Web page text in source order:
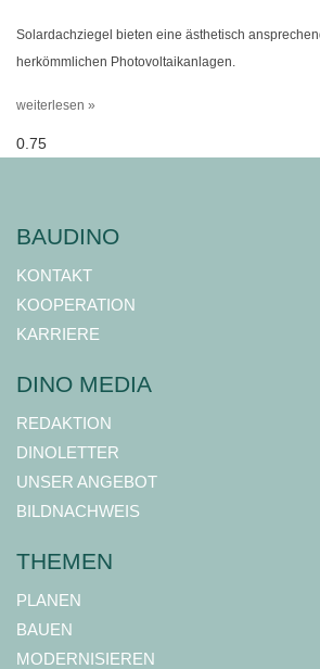
Solardachziegel bieten eine ästhetisch
herkömmlichen Photovoltaikanlagen.
weiterlesen »
BAUDINO
KONTAKT
KOOPERATION
KARRIERE
DINO MEDIA
REDAKTION
DINOLETTER
UNSER ANGEBOT
BILDNACHWEIS
THEMEN
PLANEN
BAUEN
MODERNISIEREN